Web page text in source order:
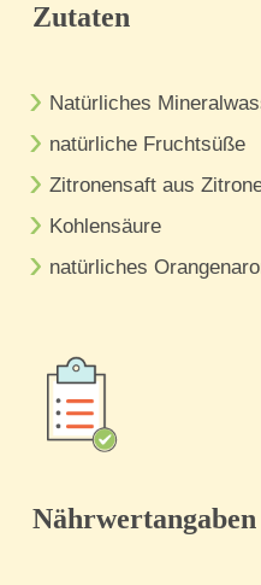
Zutaten
Natürliches
natürliche Fruchtsüße
Zitronensaft aus
Kohlensäure
natürliches
Nährwertangaben